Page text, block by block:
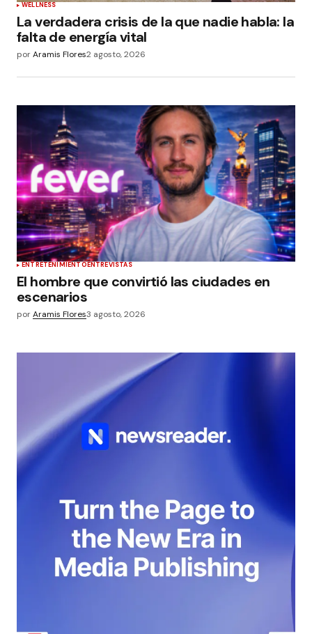
WELLNESS
La verdadera crisis de la que nadie habla: la
falta de energía vital
porAramis Flores2 agosto, 2026
ENTRETENIMIENTOENTREVISTAS
El hombre que convirtió las ciudades en
escenarios
porAramis Flores3 agosto, 2026